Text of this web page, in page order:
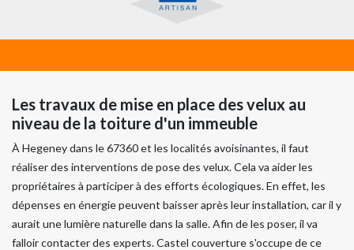
Les travaux de mise en place des velux au
niveau de la toiture d'un immeuble
À Hegeney dans le 67360 et les localités avoisinantes, il faut
réaliser des interventions de pose des velux. Cela va aider les
propriétaires à participer à des efforts écologiques. En effet, les
dépenses en énergie peuvent baisser après leur installation, car il y
aurait une lumière naturelle dans la salle. Afin de les poser, il va
falloir contacter des experts. Castel couverture s'occupe de ce